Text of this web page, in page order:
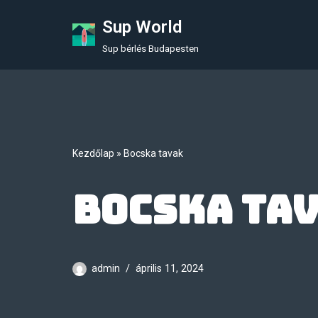
Sup World
Sup bérlés Budapesten
Kezdőlap » Bocska tavak
Bocska
admin április 11, 2024